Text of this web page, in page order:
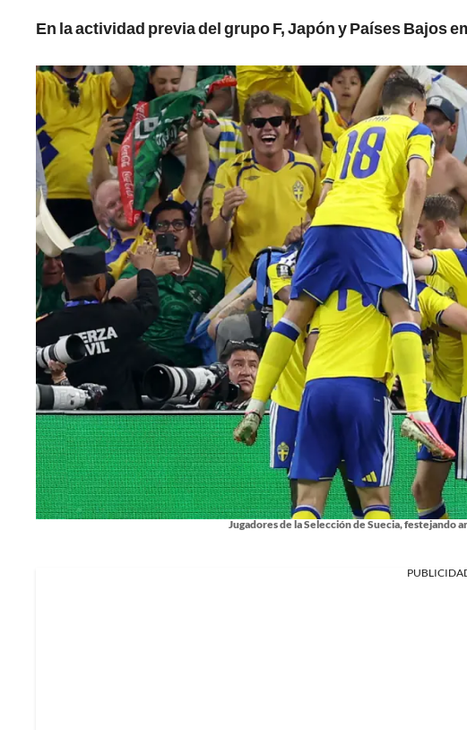
En la actividad previa del grupo F, Japón y Países Bajos
Jugadores de la Selección de Suecia, festejando